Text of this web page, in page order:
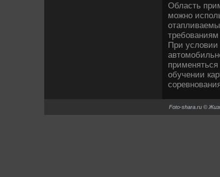
Область
можно
При
обучении
Foto-shara.ru ©